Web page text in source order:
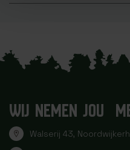
WIJ NEMEN JOU
Walserij 43,